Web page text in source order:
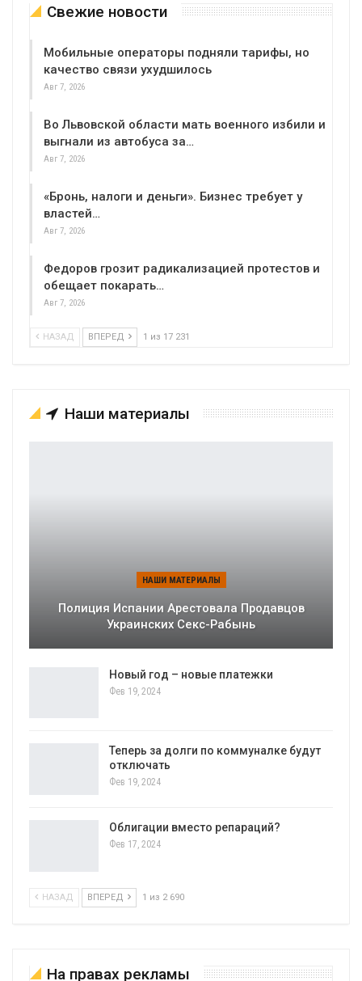
Свежие новости
Мобильные операторы подняли тарифы, но
качество связи ухудшилось
Авг 7, 2026
Во Львовской области мать военного избили и
выгнали из автобуса за…
Авг 7, 2026
«Бронь, налоги и деньги». Бизнес требует у
властей…
Авг 7, 2026
Федоров грозит радикализацией протестов и
обещает покарать…
Авг 7, 2026
НАЗАД ВПЕРЕД 1 из 17 231
Наши материалы
НАШИ МАТЕРИАЛЫ
Полиция Испании Арестовала Продавцов
Украинских Секс-Рабынь
Новый год – новые платежки
Фев 19, 2024
Теперь за долги по коммуналке будут
отключать
Фев 19, 2024
Облигации вместо репараций?
Фев 17, 2024
НАЗАД ВПЕРЕД 1 из 2 690
На правах рекламы